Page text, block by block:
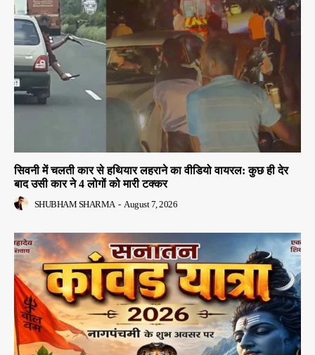
सिवनी में चलती कार से हथियार लहराने का वीडियो वायरल: कुछ ही देर
बाद उसी कार ने 4 लोगों को मारी टक्कर
SHUBHAM SHARMA - August 7, 2026